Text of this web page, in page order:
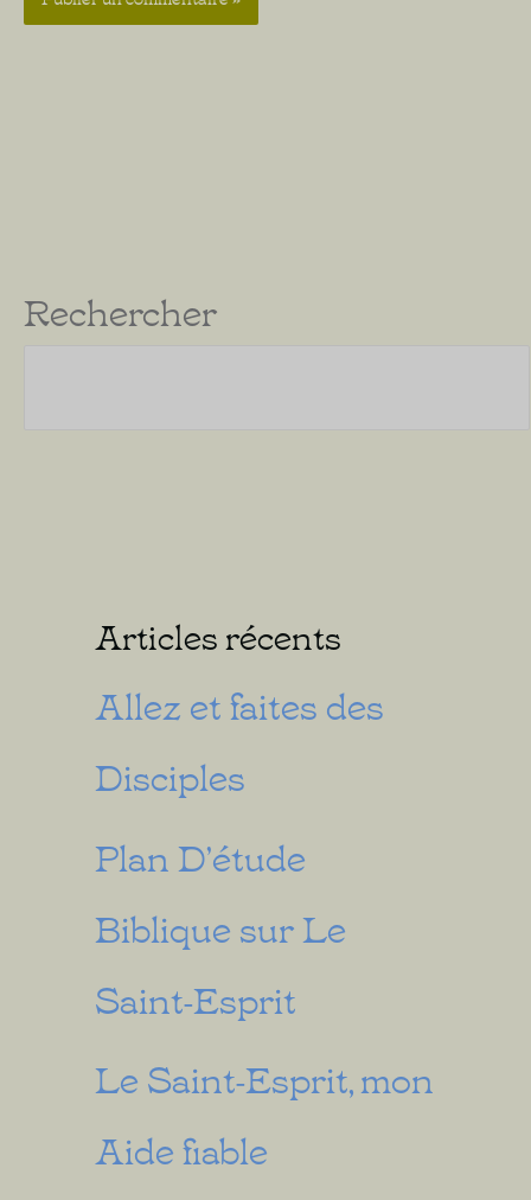
Rechercher
Articles récents
Allez et faites des
Disciples
Plan D’étude
Biblique sur Le
Saint-Esprit
Le Saint-Esprit, mon
Aide fiable